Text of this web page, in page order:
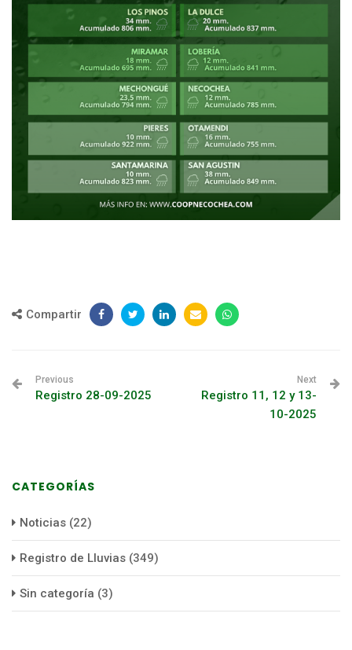
Compartir
Previous
Registro 28-09-2025
Next
Registro 11, 12 y 13-
10-2025
CATEGORÍAS
Noticias (22)
Registro de Lluvias (349)
Sin categoría (3)